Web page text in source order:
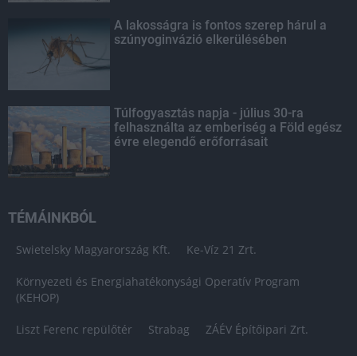
A lakosságra is fontos szerep hárul a
szúnyoginvázió elkerülésében
Túlfogyasztás napja - július 30-ra
felhasználta az emberiség a Föld egész
évre elegendő erőforrásait
TÉMÁINKBÓL
Swietelsky Magyarország Kft. Ke-Víz 21 Zrt.
Környezeti és Energiahatékonysági Operatív Program
(KEHOP)
Liszt Ferenc repülőtér Strabag ZÁÉV Építőipari Zrt.